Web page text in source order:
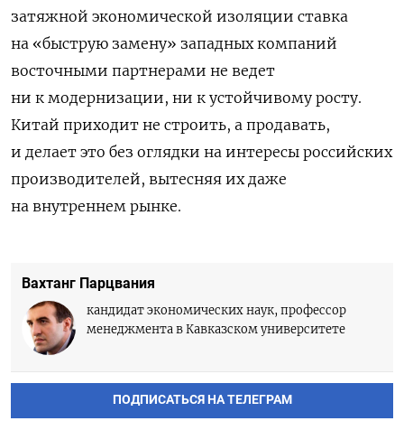
затяжной экономической изоляции ставка
на «быструю замену» западных компаний
восточными партнерами не ведет
ни к модернизации, ни к устойчивому росту.
Китай приходит не строить, а продавать,
и делает это без оглядки на интересы российских
производителей, вытесняя их даже
на внутреннем рынке.
Вахтанг Парцвания
кандидат экономических наук, профессор
менеджмента в Кавказском университете
ПОДПИСАТЬСЯ НА ТЕЛЕГРАМ